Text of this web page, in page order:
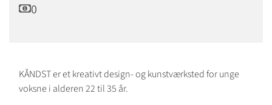
0
KÅNDST er et kreativt design- og kunstværksted for unge
voksne i alderen 22 til 35 år.